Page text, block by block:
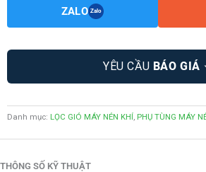
ZALO Zalo
YÊU CẦU BÁO GIÁ
Danh mục: LỌC GIÓ MÁY NÉN KHÍ, PHỤ TÙNG MÁY
THÔNG SỐ KỸ THUẬT